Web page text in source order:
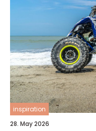
inspiration
28. May 2026